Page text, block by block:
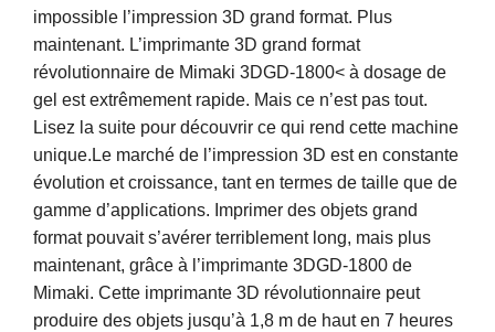
impossible l’impression 3D grand format. Plus
maintenant. L’imprimante 3D grand format
révolutionnaire de Mimaki 3DGD-1800< à dosage de
gel est extrêmement rapide. Mais ce n’est pas tout.
Lisez la suite pour découvrir ce qui rend cette machine
unique.Le marché de l’impression 3D est en constante
évolution et croissance, tant en termes de taille que de
gamme d’applications. Imprimer des objets grand
format pouvait s’avérer terriblement long, mais plus
maintenant, grâce à l’imprimante 3DGD-1800 de
Mimaki. Cette imprimante 3D révolutionnaire peut
produire des objets jusqu’à 1,8 m de haut en 7 heures